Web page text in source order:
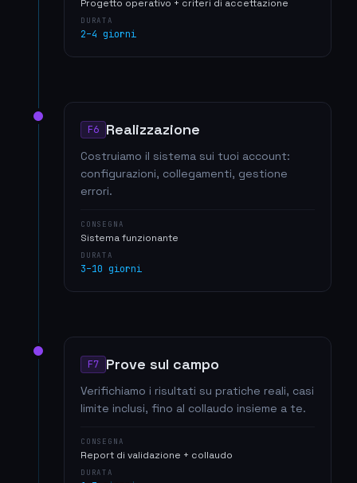
Progetto operativo + criteri di accettazione
DURATA
2–4 giorni
F6 Realizzazione
Costruiamo il sistema sui tuoi account:
configurazioni, collegamenti, gestione
errori.
CONSEGNA
Sistema funzionante
DURATA
3–10 giorni
F7 Prove sul campo
Verifichiamo i risultati su pratiche reali, casi
limite inclusi, fino al collaudo insieme a te.
CONSEGNA
Report di validazione + collaudo
DURATA